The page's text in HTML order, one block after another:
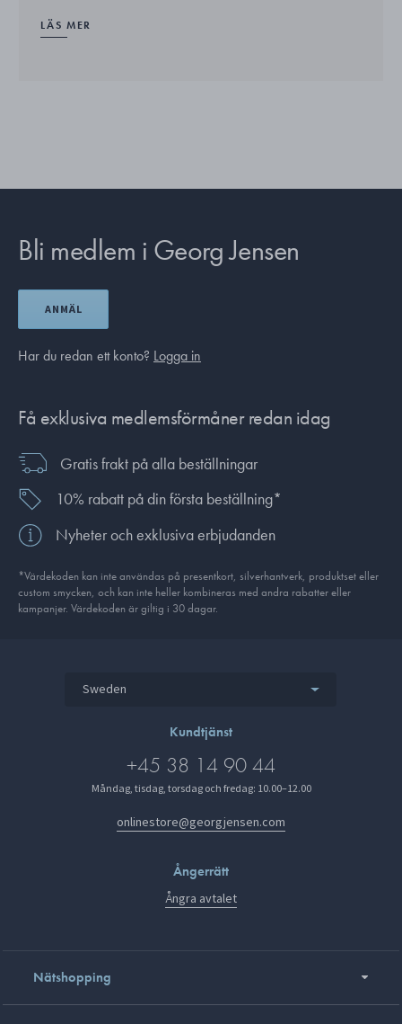
LÄS MER
Bli medlem i Georg Jensen
ANMÄL
Har du redan ett konto? Logga in
Få exklusiva medlemsförmåner redan idag
Gratis frakt på alla beställningar
10% rabatt på din första beställning*
Nyheter och exklusiva erbjudanden
*Värdekoden kan inte användas på presentkort, silverhantverk, produkt­set eller
custom smycken, och kan inte heller kombineras med andra rabatter eller
kampanjer. Värdekoden är giltig i 30 dagar.
Sweden
Kundtjänst
+45 38 14 90 44
Måndag, tisdag, torsdag och fredag: 10.00–12.00
onlinestore@georgjensen.com
Ångerrätt
Ångra avtalet
Nätshopping